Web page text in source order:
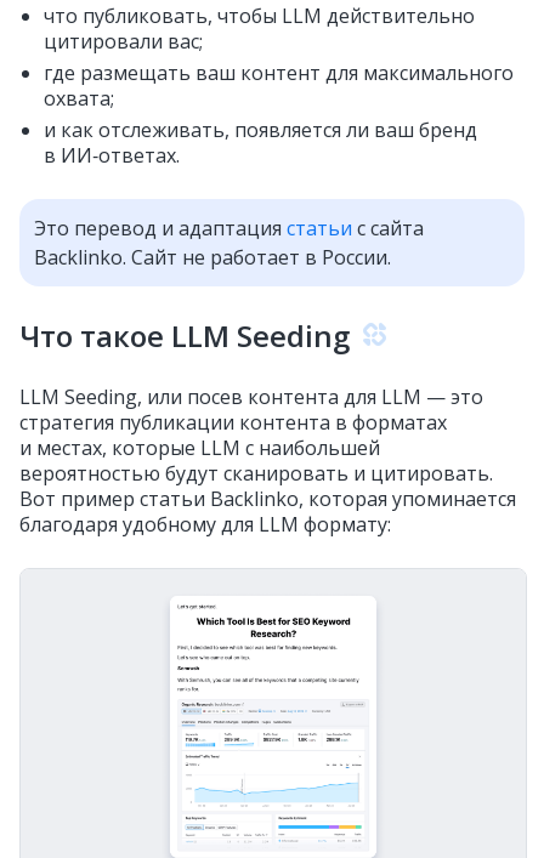
что публиковать, чтобы LLM действительно
цитировали вас;
где размещать ваш контент для максимального
охвата;
и как отслеживать, появляется ли ваш бренд
в ИИ‑ответах.
Это перевод и адаптация статьи с сайта
Backlinko. Сайт не работает в России.
Что такое LLM Seeding
LLM Seeding, или посев контента для LLM — это
стратегия публикации контента в форматах
и местах, которые LLM с наибольшей
вероятностью будут сканировать и цитировать.
Вот пример статьи Backlinko, которая упоминается
благодаря удобному для LLM формату: